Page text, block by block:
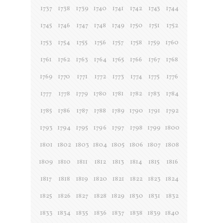
1737
1738 1739 1740 1741 1742 1743
1744
1745
1746 1747 1748 1749 1750 1751
1752
1753
1754 1755 1756 1757 1758 1759
1760
1761
1762 1763 1764 1765 1766 1767
1768
1769
1770 1771 1772 1773 1774 1775
1776
1777
1778 1779 1780 1781 1782 1783
1784
1785
1786 1787 1788 1789 1790 1791
1792
1793
1794 1795 1796 1797 1798 1799
1800
1801
1802 1803 1804 1805 1806 1807
1808
1809
1810 1811 1812 1813 1814 1815
1816
1817
1818 1819 1820 1821 1822 1823
1824
1825
1826 1827 1828 1829 1830 1831
1832
1833
1834 1835 1836 1837 1838 1839 1840